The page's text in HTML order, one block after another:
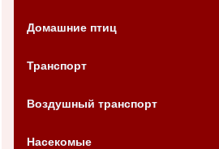
Домашние птиц
Транспорт
Воздушный транспорт
Насекомые